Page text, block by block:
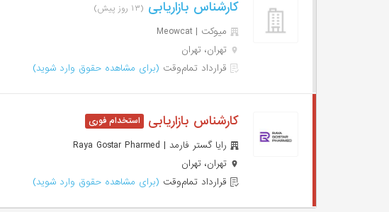
کارشناس بازاریابی (۱۳ روز پیش)
میوکت | Meowcat
تهران، تهران
قرارداد تمام‌وقت (برای مشاهده حقوق وارد شوید)
کارشناس بازاریابی
رایا گستر فارمد | Raya Gostar Pharmed
تهران، تهران
قرارداد تمام‌وقت (برای مشاهده حقوق وارد شوید)